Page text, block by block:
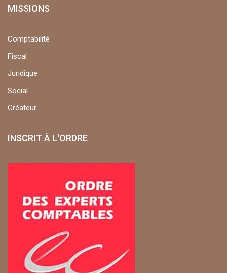
MISSIONS
Comptabilité
Fiscal
Juridique
Social
Créateur
INSCRIT À L'ORDRE